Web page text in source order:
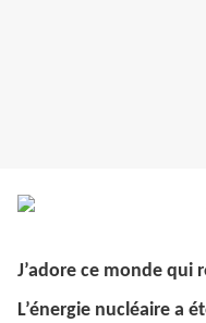
J’adore ce monde qui
L’énergie nucléaire a